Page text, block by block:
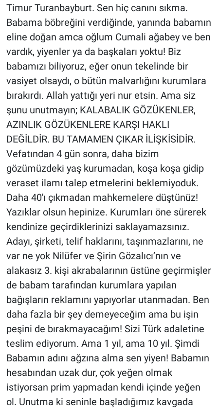
Timur Turanbayburt. Sen hiç canını sıkma.
Babama böbreğini verdiğinde, yanında babamın
eline doğan amca oğlum Cumali ağabey ve ben
vardık, yiyenler ya da başkaları yoktu! Biz
babamızı biliyoruz, eğer onun tekelinde bir
vasiyet olsaydı, o bütün malvarlığını kurumlara
bırakırdı. Allah yattığı yeri nur etsin. Ama siz
şunu unutmayın; KALABALIK GÖZÜKENLER,
AZINLIK GÖZÜKENLERE KARŞI HAKLI
DEĞİLDİR. BU TAMAMEN ÇIKAR İLİŞKİSİDİR.
Vefatından 4 gün sonra, daha bizim
gözümüzdeki yaş kurumadan, koşa koşa gidip
veraset ilamı talep etmelerini beklemiyoduk.
Daha 40'ı çıkmadan mahkemelere düştünüz!
Yazıklar olsun hepinize. Kurumları öne sürerek
kendinize geçirdiklerinizi saklayamazsınız.
Adayı, şirketi, telif haklarını, taşınmazlarını, ne
var ne yok Nilüfer ve Şirin Gözalıcı’nın ve
alakasız 3. kişi akrabalarının üstüne geçirmişler
de babam tarafından kurumlara yapılan
bağışların reklamını yapıyorlar utanmadan. Ben
daha fazla bir şey demeyeceğim ama bu işin
peşini de bırakmayacağım! Sizi Türk adaletine
teslim ediyorum. Ama 1 yıl, ama 10 yıl. Şimdi
Babamın adını ağzına alma sen yiyen! Babamın
hesabından uzak dur, çok yeğen olmak
istiyorsan prim yapmadan kendi içinde yeğen
ol. Unutma ki seninle başladığımız kavgada